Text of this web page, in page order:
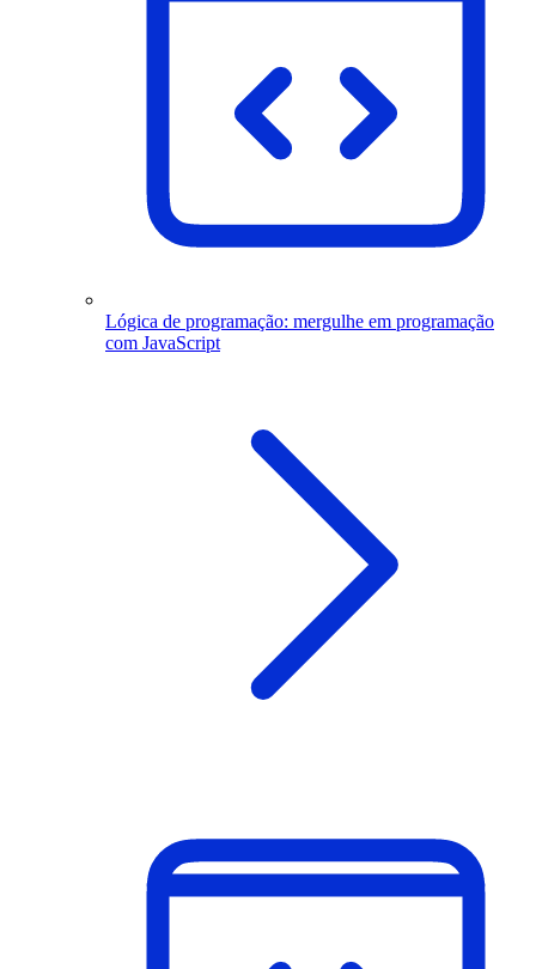
Lógica de programação: mergulhe em programação
com JavaScript